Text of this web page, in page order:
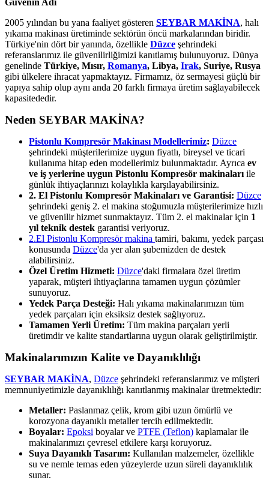
2005 yılından bu yana faaliyet gösteren SEYBAR MAKİNA, halı
yıkama makinası üretiminde sektörün öncü markalarından biridir.
Türkiye'nin dört bir yanında, özellikle Düzce şehrindeki
referanslarımız ile güvenilirliğimizi kanıtlamış bulunuyoruz. Dünya
genelinde Türkiye, Mısır, Romanya, Libya, Irak, Suriye, Rusya
gibi ülkelere ihracat yapmaktayız. Firmamız, öz sermayesi güçlü bir
yapıya sahip olup aynı anda 20 farklı firmaya üretim sağlayabilecek
kapasitededir.
Neden SEYBAR MAKİNA?
Pistonlu Kompresör Makinası Modellerimiz: Düzce
şehrindeki müşterilerimize uygun fiyatlı, bireysel ve ticari
kullanıma hitap eden modellerimiz bulunmaktadır. Ayrıca ev
ve iş yerlerine uygun Pistonlu Kompresör makinaları ile
günlük ihtiyaçlarınızı kolaylıkla karşılayabilirsiniz.
2. El Pistonlu Kompresör Makinaları ve Garantisi: Düzce
şehrindeki geniş 2. el makina stoğumuzla müşterilerimize hızlı
ve güvenilir hizmet sunmaktayız. Tüm 2. el makinalar için 1
yıl teknik destek garantisi veriyoruz.
2.El Pistonlu Kompresör makina tamiri, bakımı, yedek parçası
konusunda Düzce'da yer alan şubemizden de destek
alabilirsiniz.
Özel Üretim Hizmeti: Düzce'daki firmalara özel üretim
yaparak, müşteri ihtiyaçlarına tamamen uygun çözümler
sunuyoruz.
Yedek Parça Desteği: Halı yıkama makinalarımızın tüm
yedek parçaları için eksiksiz destek sağlıyoruz.
Tamamen Yerli Üretim: Tüm makina parçaları yerli
üretimdir ve kalite standartlarına uygun olarak geliştirilmiştir.
Makinalarımızın Kalite ve Dayanıklılığı
SEYBAR MAKİNA, Düzce şehrindeki referanslarımız ve müşteri
memnuniyetimizle dayanıklılığı kanıtlanmış makinalar üretmektedir:
Metaller: Paslanmaz çelik, krom gibi uzun ömürlü ve
korozyona dayanıklı metaller tercih edilmektedir.
Boyalar: Epoksi boyalar ve PTFE (Teflon) kaplamalar ile
makinalarımızı çevresel etkilere karşı koruyoruz.
Suya Dayanıklı Tasarım: Kullanılan malzemeler, özellikle
su ve nemle temas eden yüzeylerde uzun süreli dayanıklılık
sunar.